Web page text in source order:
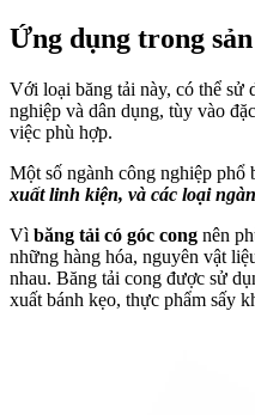
Ứng dụng trong
Với loại băng tải này, có thể sử
nghiệp và dân dụng, tùy vào
việc phù hợp.
Một số ngành công nghiệp phổ
xuất linh kiện, và các loại
Vì băng tải có góc cong nên
những hàng hóa, nguyên vật
nhau. Băng tải cong được sử
xuất bánh kẹo, thực phẩm sấy